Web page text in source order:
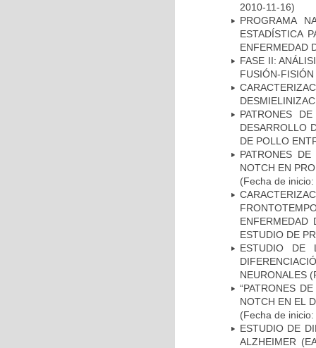
2010-11-16)
PROGRAMA
ESTADÍSTICA
ENFERMEDAD
FASE II:
FUSIÓN-
PATRONES
DESARROLLO
DE POLLO
PATRONES
NOTCH EN
(Fecha de
ENFERMEDAD
ESTUDIO DE
ESTUDIO DE
NEURONALES
“PATRONES
NOTCH EN EL
(Fecha de
ESTUDIO DE
ALZHEIMER